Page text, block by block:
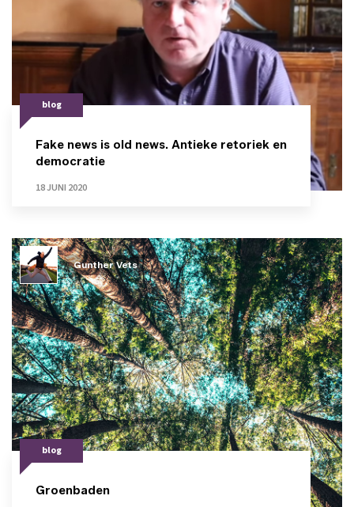
blog
Fake news is old news. Antieke retoriek en
democratie
18 JUNI 2020
blog
Groenbaden
Gunther Vets